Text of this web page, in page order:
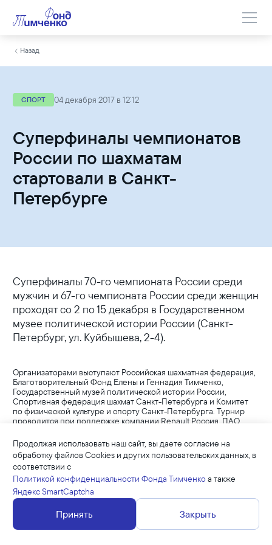
Назад
СПОРТ 04 декабря 2017 в 12:12
Суперфиналы чемпионатов
России по шахматам
стартовали в Санкт-
Петербурге
Суперфиналы 70-го чемпионата России среди
мужчин и 67-го чемпионата России среди женщин
проходят со 2 по 15 декабря в Государственном
музее политической истории России (Санкт-
Петербург, ул. Куйбышева, 2-4).
Организаторами выступают Российская шахматная федерация,
Благотворительный Фонд Елены и Геннадия Тимченко,
Государственный музей политической истории России,
Спортивная федерация шахмат Санкт-Петербурга и Комитет
по физической культуре и спорту Санкт-Петербурга. Турнир
проводится при поддержке компании Renault Россия, ПАО
Российской шахматной федерации – ФГУП «Почта России».
Торжественная церемония открытия состоялась 2 декабря.
В атриуме Музея представлена выставка «СССР – великая
шахматная держава». Среди экспонатов — советские
шахматные афиши 1930-х-1960-х годов и редкие архивные
фотографии. Об экспозиции рассказала ее автор выставки,
заместитель заведующего научно-выставочным отделом
ГМПИР Маргарита Самойлова в 18:00.
Продолжая использовать наш сайт, вы даете согласие на
обработку файлов Cookies и других пользовательских данных, в
соответствии с
Политикой конфиденциальности Фонда Тимченко а также
Яндекс SmartCaptcha
Принять Закрыть